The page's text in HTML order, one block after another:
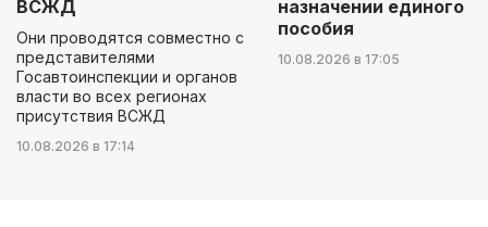
ВСЖД
Они проводятся совместно с
представителями
Госавтоинспекции и органов
власти во всех регионах
присутствия ВСЖД
10.08.2026 в 17:14
назначении единого
пособия
10.08.2026 в 17:05